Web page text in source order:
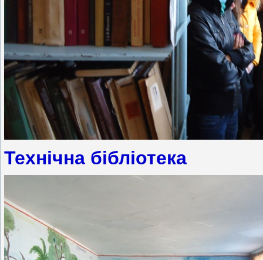
Технічна бібліотека